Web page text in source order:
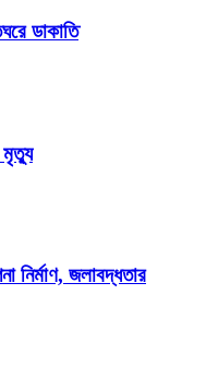
ডাকাতি
মৃত্যু
নির্মাণ, জলাবদ্ধতার